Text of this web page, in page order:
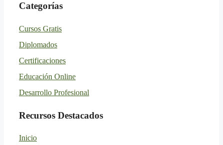
Categorías
Cursos Gratis
Diplomados
Certificaciones
Educación Online
Desarrollo Profesional
Recursos Destacados
Inicio